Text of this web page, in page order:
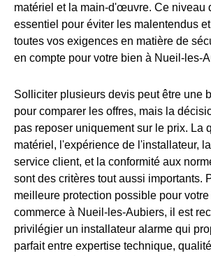
matériel et la main-d'œuvre. Ce niveau
essentiel pour éviter les malentendus
toutes vos exigences en matière de
en compte pour votre bien à Nueil-les-
Solliciter plusieurs devis peut être une
pour comparer les offres, mais la
pas reposer uniquement sur le prix. La
matériel, l'expérience de l'installateur,
service client, et la conformité aux
sont des critères tout aussi importants.
meilleure protection possible pour
commerce à Nueil-les-Aubiers, il est
privilégier un installateur alarme qui
parfait entre expertise technique,